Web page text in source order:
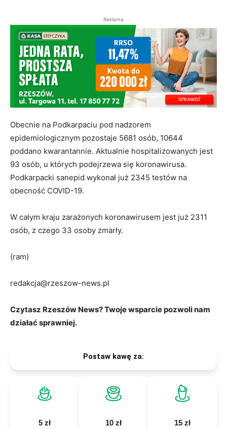
Reklama
Obecnie na Podkarpaciu pod nadzorem
epidemiologicznym pozostaje 5681 osób, 10644
poddano kwarantannie. Aktualnie hospitalizowanych jest
93 osób, u których podejrzewa się koronawirusa.
Podkarpacki sanepid wykonał już 2345 testów na
obecność COVID-19.
W całym kraju zarażonych koronawirusem jest już 2311
osób, z czego 33 osoby zmarły.
(ram)
redakcja@rzeszow-news.pl
Czytasz Rzeszów News? Twoje wsparcie pozwoli nam
działać sprawniej.
Postaw kawę za:
5 zł 10 zł 15 zł